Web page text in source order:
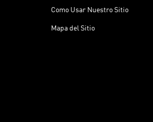
Como Usar Nuestro Sitio
Mapa del Sitio